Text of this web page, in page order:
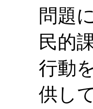
問題
民的
行動
供し